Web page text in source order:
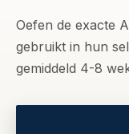
Oefen de exacte
gebruikt in hun
gemiddeld 4-8